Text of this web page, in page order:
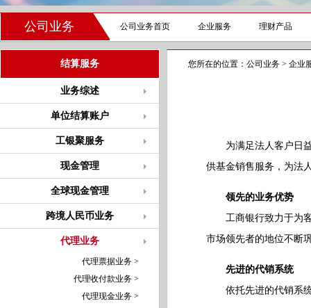
公司业务 公司业务首页 企业服务 理财产品
结算服务
业务综述
单位结算账户
工银聚服务
现金管理
全球现金管理
跨境人民币业务
代理业务
代理票据业务 >
代理收付款业务 >
代理现金业务 >
您所在的位置： 公司业务 > 企业
为满足法人客户日益
供基金销售服务，为法
领先的业务优势
工商银行致力于为客
市场领先者的地位不断
先进的代销系统
依托先进的代销系统